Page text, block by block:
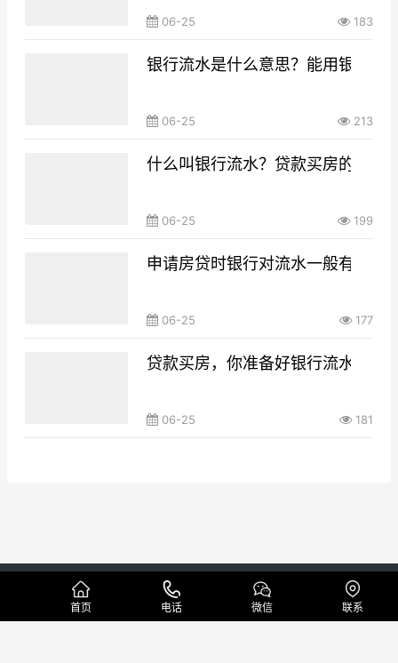
06-25 183
银行流水是什么意思？能用银行流
06-25 213
什么叫银行流水？贷款买房的银行
06-25 199
申请房贷时银行对流水一般有什么
06-25 177
贷款买房，你准备好银行流水了吗
06-25 181
Copyright © 本地代做工资流水制作公司 版权所有
首页
电话 微信 联系